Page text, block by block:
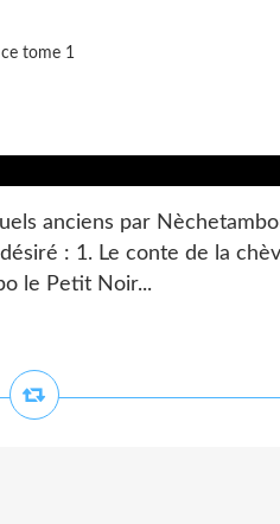
tome 1
anciens par
: 1. Le conte de la
le Petit Noir...